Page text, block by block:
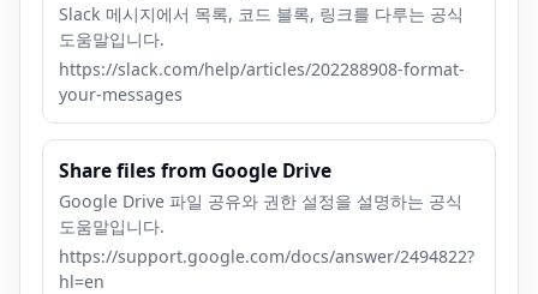
Slack 메시지에서 목록, 코드 블록, 링크를 다루는 공식
도움말입니다.
https://slack.com/help/articles/202288908-format-
your-messages
Share files from Google Drive
Google Drive 파일 공유와 권한 설정을 설명하는 공식
도움말입니다.
https://support.google.com/docs/answer/2494822?
hl=en